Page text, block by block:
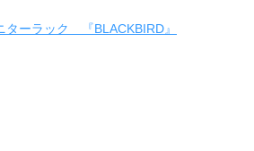
ターラック 『BLACKBIRD』